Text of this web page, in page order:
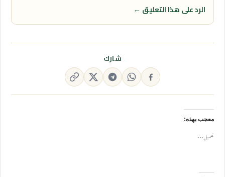
الرد على هذا التعليق ←
شارك
معجب بهذه:
تحميل...